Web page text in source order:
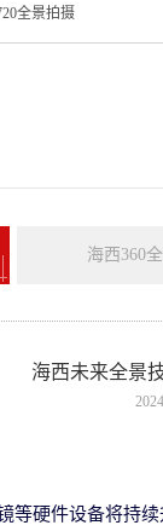
全景拍摄
海西360
海西未来全景
等硬件设备将持